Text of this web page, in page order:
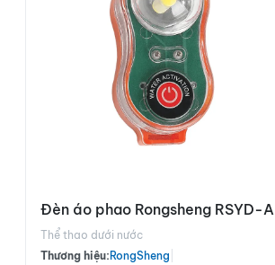
Đèn áo phao Rongsheng RSYD-A
Thể thao dưới nước
Thương hiệu: RongSheng